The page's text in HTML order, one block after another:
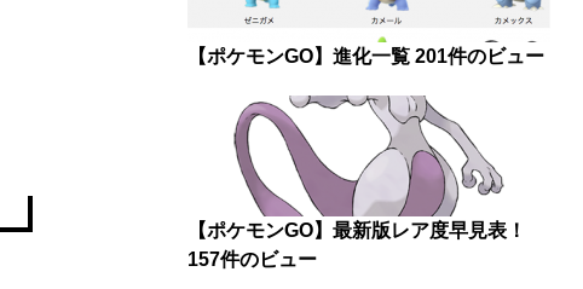
【ポケモンGO】進化一覧 201件のビュー
【ポケモンGO】最新版レア度早見表！
157件のビュー